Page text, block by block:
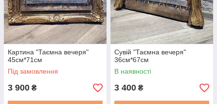
Картина "Таємна вечеря"
45см*71см
Під замовлення
3 900 ₴
Сувій "Таємна вечеря"
36см*67см
В наявності
3 400 ₴